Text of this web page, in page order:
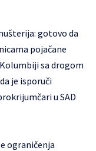
gotovo da
pojačane
sa drogom
je isporuči
u SAD
ograničenja